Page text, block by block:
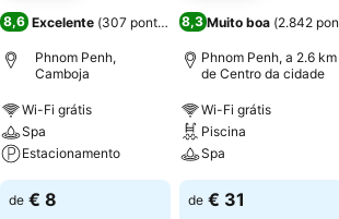
8,6 Excelente (307 pontuações)
Phnom Penh,
Camboja
Wi-Fi grátis
Spa
Estacionamento
de € 8
8,3Muito boa (2.842
Phnom Penh, a 2.6 km
de Centro da cidade
Wi-Fi grátis
Piscina
Spa
de € 31